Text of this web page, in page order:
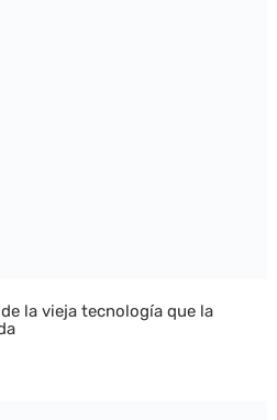
la vieja tecnología que la